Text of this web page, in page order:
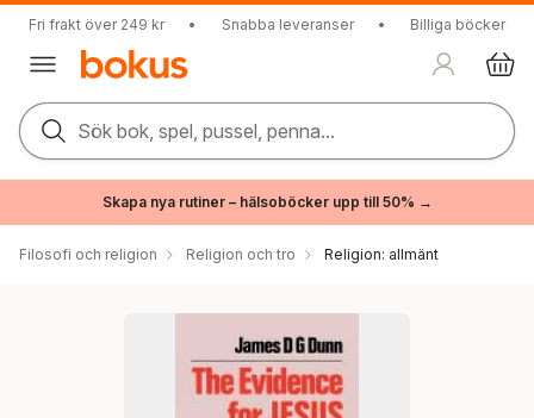
Fri frakt över 249 kr • Snabba leveranser • Billiga böcker
Sök bok, spel, pussel, penna...
Skapa nya rutiner – hälsoböcker upp till 50% →
Filosofi och religion Religion och tro Religion: allmänt